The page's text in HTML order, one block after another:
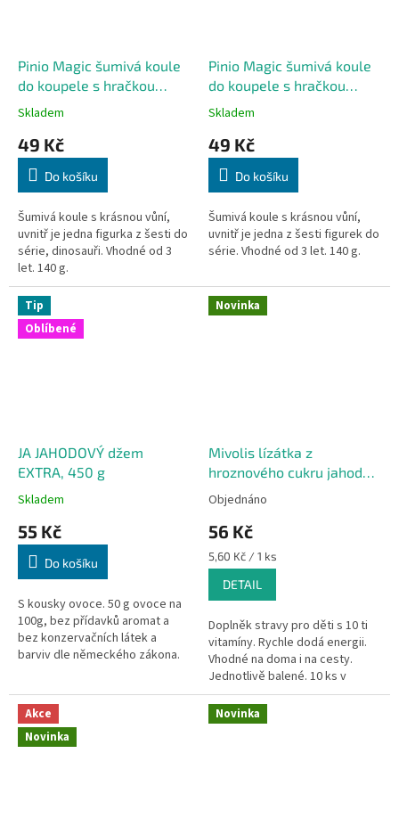
Pinio Magic šumivá koule
do koupele s hračkou
uvnitř, modrá, 1 kus
Skladem
49 Kč
Do košíku
Šumivá koule s krásnou vůní,
uvnitř je jedna figurka z šesti do
série, dinosauři. Vhodné od 3
let. 140 g.
Pinio Magic šumivá koule
do koupele s hračkou
uvnitř, růžová, 1 kus
Skladem
49 Kč
Do košíku
Šumivá koule s krásnou vůní,
uvnitř je jedna z šesti figurek do
série. Vhodné od 3 let. 140 g.
Tip
Oblíbené
JA JAHODOVÝ džem
EXTRA, 450 g
Skladem
55 Kč
Do košíku
S kousky ovoce. 50 g ovoce na
100g, bez přídavků aromat a
bez konzervačních látek a
barviv dle německého zákona.
Novinka
Mivolis lízátka z
hroznového cukru jahoda s
vanilkou 10 ks, 75 g
Objednáno
56 Kč
Měrná
cena:
5,60 Kč / 1 ks
DETAIL
Doplněk stravy pro děti s 10 ti
vitamíny. Rychle dodá energii.
Vhodné na doma i na cesty.
Jednotlivě balené. 10 ks v
balení.
Akce
Novinka
Novinka